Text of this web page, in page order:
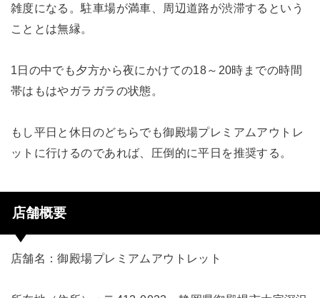
雑度になる。駐車場が満車、周辺道路が渋滞するという
こととは無縁。
1日の中でも夕方から夜にかけての18～20時までの時間
帯はもはやガラガラの状態。
もし平日と休日のどちらでも御殿場プレミアムアウトレ
ットに行けるのであれば、圧倒的に平日を推奨する。
店舗概要
店舗名：御殿場プレミアムアウトレット